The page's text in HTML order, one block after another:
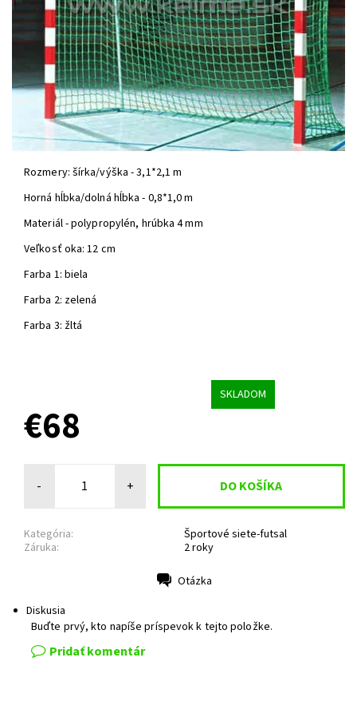
Rozmery: šírka/výška - 3,1*2,1 m
Horná hĺbka/dolná hĺbka - 0,8*1,0 m
Materiál - polypropylén, hrúbka 4 mm
Veľkosť oka: 12 cm
Farba 1: biela
Farba 2: zelená
Farba 3: žltá
SKLADOM
€68
- +
Kategória:
Športové siete-futsal
Záruka:
2 roky
Otázka
Diskusia
Buďte prvý, kto napíše príspevok k tejto položke.
Pridať komentár